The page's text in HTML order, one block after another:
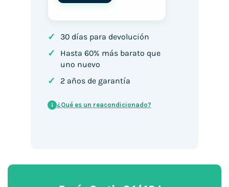
✓ 30 días para devolución
✓
Hasta 60% más barato que
uno nuevo
✓ 2 años de garantía
i ¿Qué es un reacondicionado?